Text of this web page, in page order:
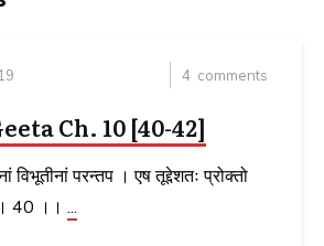
4 comments
Ch. 10 [40-42]
विभूतीनां परन्तप । एष तूद्देशतः प्रोक्तो
40 ।। ...